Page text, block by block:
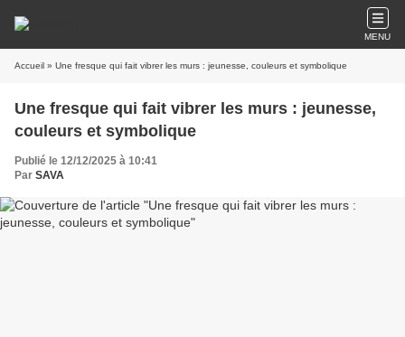
MENU
Accueil » Une fresque qui fait vibrer les murs : jeunesse, couleurs et symbolique
Une fresque qui fait vibrer les murs : jeunesse,
couleurs et symbolique
Publié le 12/12/2025 à 10:41
Par SAVA